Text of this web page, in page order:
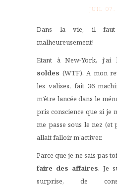
JUIL 07.
Dans la vie, il faut
malheureusement!
Etant à New-York, j’ai
soldes (WTF). A mon
les valises, fait 36
m’être lancée dans le
pris conscience que si je
me passe sous le nez (et
allait falloir m’activer.
Parce que je ne sais pas
faire des affaires. Je
surprise, de